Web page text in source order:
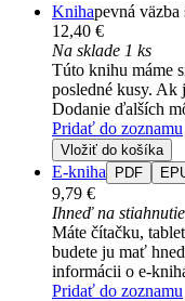
Knihapevná väzba
12,40 €
Na sklade 1 ks
Túto knihu máme
posledné kusy. Ak
Dodanie ďalších
Pridať do zoznamu
Vložiť do košíka
E-kniha PDF
9,79 €
Ihneď na stiahnutie
Máte čítačku,
budete ju mať
informácii o e-
Pridať do zoznamu